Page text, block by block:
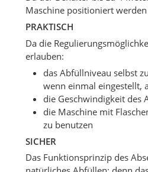
Maschine positioniert
PRAKTISCH
Da die
erlauben:
das Abfüllniveau selbst
wenn einmal eingestellt,
die Geschwindigkeit des
die Maschine mit
zu benutzen
SICHER
Das Funktionsprinzip des